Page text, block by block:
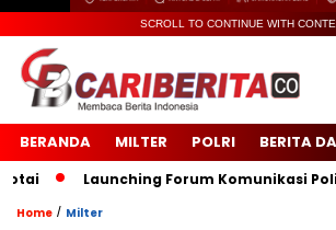
SCROLL TO CONTINUE WITH
BERANDA MILTER POLRI BERITA
Launching Forum Komunikasi Polisi
Home / Milter